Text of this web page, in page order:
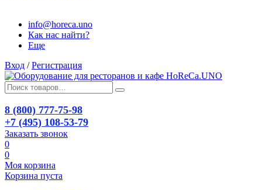
info@horeca.uno
Как нас найти?
Еще
Вход / Регистрация
8 (800) 777-75-98
+7 (495) 108-53-79
Заказать звонок
0
0
Моя корзина
Корзина пуста